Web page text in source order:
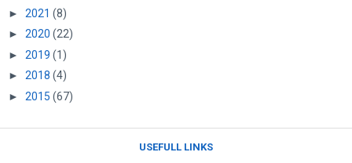
► 2021 (8)
► 2020 (22)
► 2019 (1)
► 2018 (4)
► 2015 (67)
USEFULL LINKS